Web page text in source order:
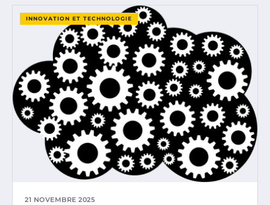
INNOVATION ET TECHNOLOGIE
21 NOVEMBRE 2025